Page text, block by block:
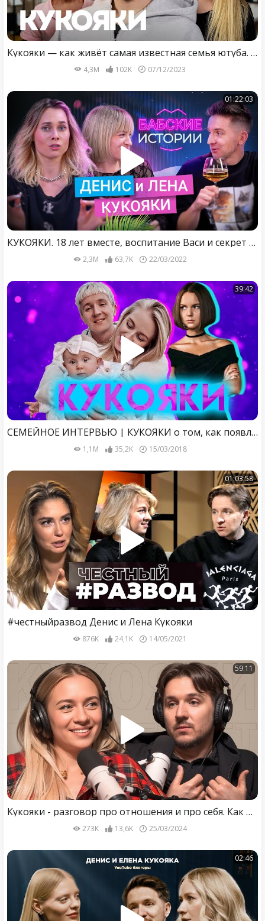
Кукояки — как живёт самая известная семья ютуба. Румтур от Василисы / Вписка
4,3M 102K 07/12/2023
01:22:03
КУКОЯКИ. 18 лет вместе, воспитание Васи и секрет семейного счастья. БАБСКИЕ ИСТОРИИ
2,3M 63,7K 22/03/2022
39:42
СЕМЕЙНОЕ ИНТЕРВЬЮ | КУКОЯКИ о том, как появление ребёнка изменило их жизнь
1,1M 35,2K 15/03/2018
01:03:58
#честныйразвод Денис и Лена Кукояки
876K 24,1K 14/05/2021
59:11
Кукояки - разговор про отношения и про себя. Как общаться когда партнёр не хочет общаться?
273K 13,6K 25/03/2024
02:46